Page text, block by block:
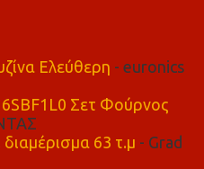
Ελεύθερη - euronics
Σετ Φούρνος
διαμέρισμα 63 τ.μ - Grad